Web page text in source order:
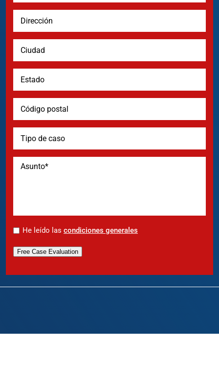
* He leído las condiciones generales
Free Case Evaluation